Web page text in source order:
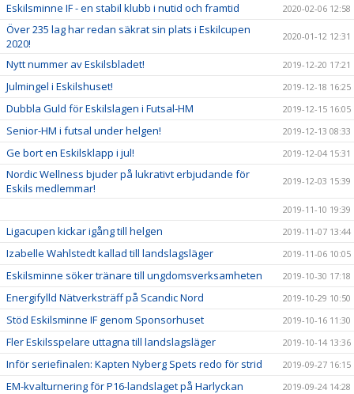
Eskilsminne IF - en stabil klubb i nutid och framtid 2020-02-06 12:58
Över 235 lag har redan säkrat sin plats i Eskilcupen
2020!
2020-01-12 12:31
Nytt nummer av Eskilsbladet! 2019-12-20 17:21
Julmingel i Eskilshuset! 2019-12-18 16:25
Dubbla Guld för Eskilslagen i Futsal-HM 2019-12-15 16:05
Senior-HM i futsal under helgen! 2019-12-13 08:33
Ge bort en Eskilsklapp i jul! 2019-12-04 15:31
Nordic Wellness bjuder på lukrativt erbjudande för
Eskils medlemmar!
2019-12-03 15:39
2019-11-10 19:39
Ligacupen kickar igång till helgen 2019-11-07 13:44
Izabelle Wahlstedt kallad till landslagsläger 2019-11-06 10:05
Eskilsminne söker tränare till ungdomsverksamheten 2019-10-30 17:18
Energifylld Nätverksträff på Scandic Nord 2019-10-29 10:50
Stöd Eskilsminne IF genom Sponsorhuset 2019-10-16 11:30
Fler Eskilsspelare uttagna till landslagsläger 2019-10-14 13:36
Inför seriefinalen: Kapten Nyberg Spets redo för strid 2019-09-27 16:15
EM-kvalturnering för P16-landslaget på Harlyckan 2019-09-24 14:28